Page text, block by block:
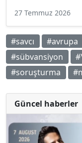
27 Temmuz 2026
#savcı #avrupa
#sübvansiyon
#soruşturma
Güncel haberler